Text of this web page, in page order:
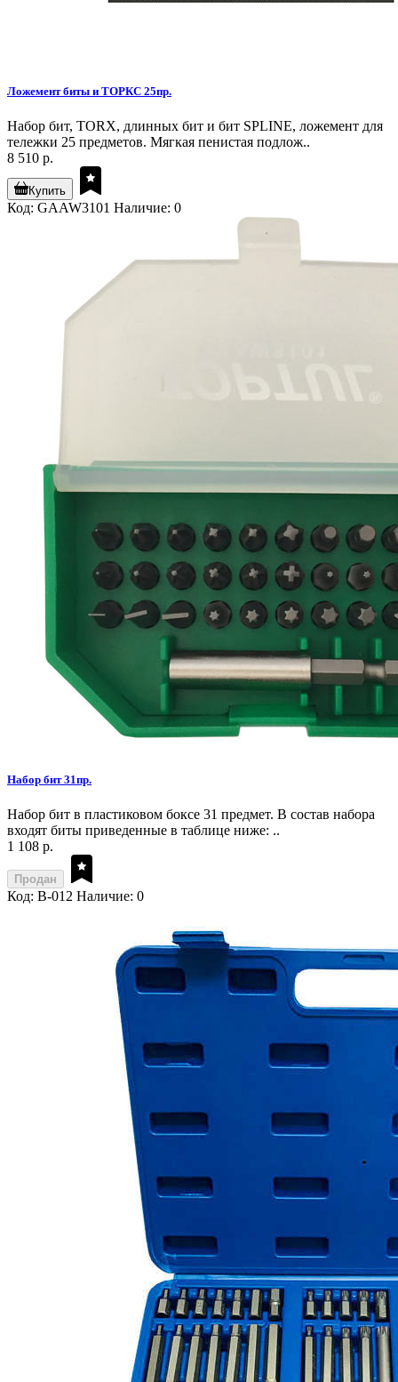
Ложемент биты и ТОРКС 25пр.
Набор бит, TORX, длинных бит и бит SPLINE, ложемент для
тележки 25 предметов. Мягкая пенистая подлож..
8 510 р.
Купить
Код: GAAW3101 Наличие: 0
Набор бит 31пр.
Набор бит в пластиковом боксе 31 предмет. В состав набора
входят биты приведенные в таблице ниже: ..
1 108 р.
Продан
Код: B-012 Наличие: 0